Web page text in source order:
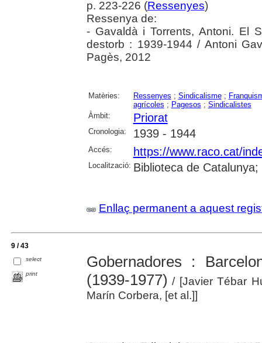
p. 223-226 (Ressenyes)
Ressenya de:
- Gavaldà i Torrents, Antoni. El
destorb : 1939-1944 / Antoni
Pagès, 2012
Matèries: Ressenyes ; Sindicalisme;
agrícoles ; Pagesos ; Sindicalistes
Àmbit:
Priorat
Cronologia: 1939 - 1944
Accés: https://www.raco.cat/
Localització: Biblioteca de
Enllaç permanent a aquest
9 / 43
select
print
Gobernadores :
(1939-1977) / [Javier Tébar
Marín Corbera, [et al.]]